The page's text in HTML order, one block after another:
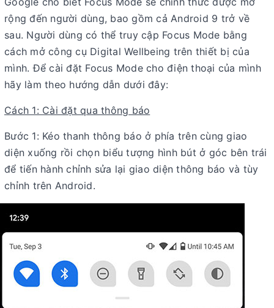
rộng đến người dùng, bao gồm cả Android 9 trở về
sau. Người dùng có thể truy cập Focus Mode bằng
cách mở công cụ Digital Wellbeing trên thiết bị của
mình. Để cài đặt Focus Mode cho điện thoại của mình
hãy làm theo hướng dẫn dưới đây:
Cách 1: Cài đặt qua thông báo
Bước 1: Kéo thanh thông báo ở phía trên cùng giao
diện xuống rồi chọn biểu tượng hình bút ở góc bên trái
để tiến hành chỉnh sửa lại giao diện thông báo và tùy
chỉnh trên Android.